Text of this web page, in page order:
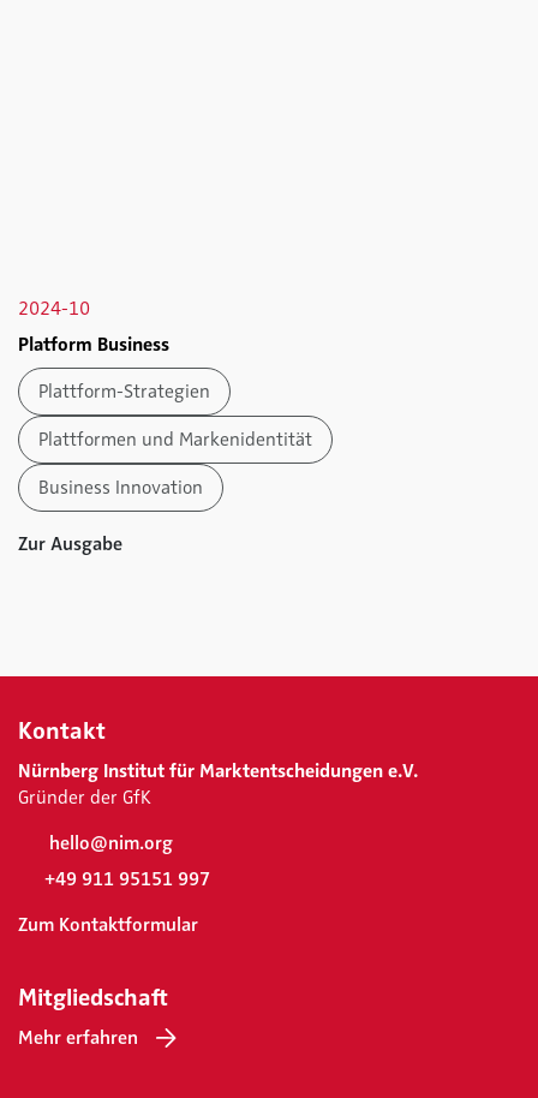
2024-10
Platform Business
Plattform-Strategien
Plattformen und Markenidentität
Business Innovation
Zur Ausgabe
Kontakt
Nürnberg Institut für Marktentscheidungen e.V.
Gründer der GfK
hello@nim.org
+49 911 95151 997
Zum Kontaktformular
Mitgliedschaft
Mehr erfahren